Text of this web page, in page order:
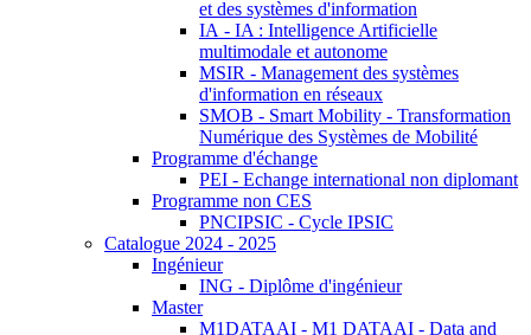
et des systèmes d'information
IA - IA : Intelligence Artificielle
multimodale et autonome
MSIR - Management des systèmes
d'information en réseaux
SMOB - Smart Mobility - Transformation
Numérique des Systèmes de Mobilité
Programme d'échange
PEI - Echange international non diplomant
Programme non CES
PNCIPSIC - Cycle IPSIC
Catalogue 2024 - 2025
Ingénieur
ING - Diplôme d'ingénieur
Master
M1DATAAI - M1 DATAAI - Data and